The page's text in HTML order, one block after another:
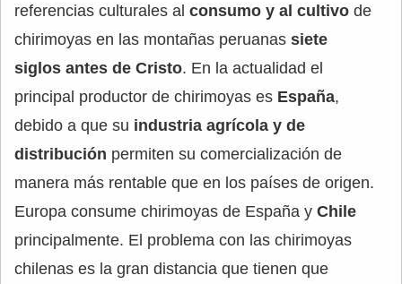
referencias culturales al consumo y al cultivo de
chirimoyas en las montañas peruanas siete
siglos antes de Cristo. En la actualidad el
principal productor de chirimoyas es España,
debido a que su industria agrícola y de
distribución permiten su comercialización de
manera más rentable que en los países de origen.
Europa consume chirimoyas de España y Chile
principalmente. El problema con las chirimoyas
chilenas es la gran distancia que tienen que